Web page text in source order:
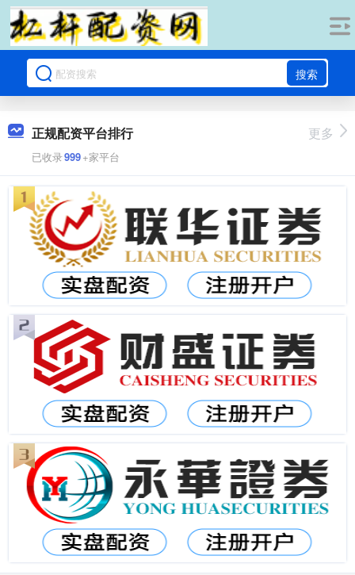
搜索
正规配资平台排行
已收录999+家平台
更多